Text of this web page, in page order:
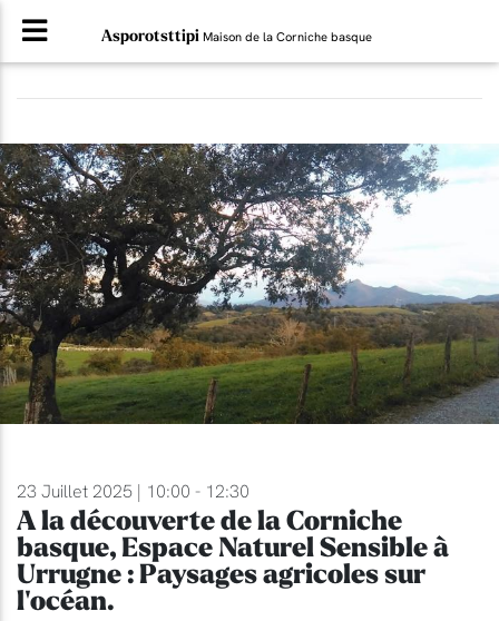
Asporotsttipi Maison de la Corniche basque
23 Juillet 2025 | 10:00 - 12:30
A la découverte de la Corniche
basque, Espace Naturel Sensible à
Urrugne : Paysages agricoles sur
l'océan.